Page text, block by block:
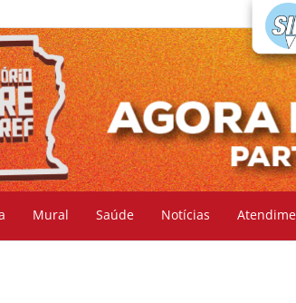
Mural Saúde Notícias